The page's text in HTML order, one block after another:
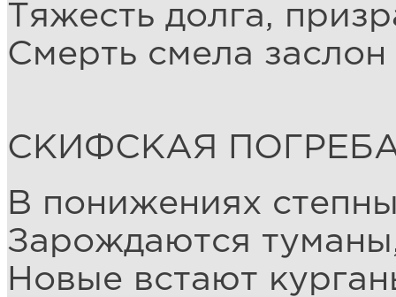
Тяжесть долга,
Смерть смела заслон
СКИФСКАЯ
В понижениях
Зарождаются
Новые встают